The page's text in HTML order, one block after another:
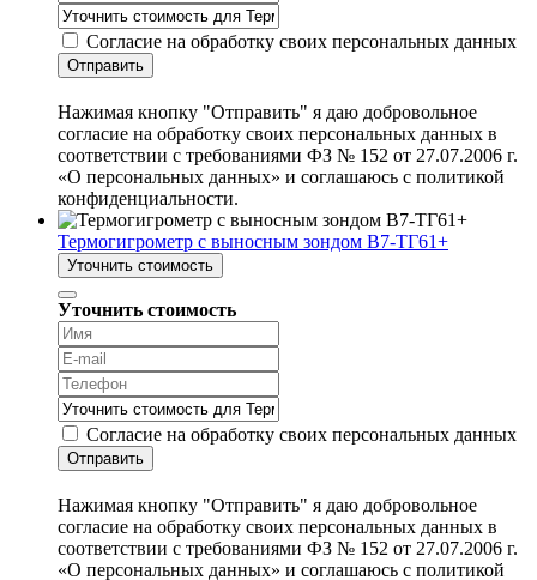
Согласие на обработку своих персональных данных
Отправить
Нажимая кнопку "Отправить" я даю добровольное
согласие на обработку своих персональных данных в
соответствии с требованиями ФЗ № 152 от 27.07.2006 г.
«О персональных данных» и соглашаюсь с политикой
конфиденциальности.
Термогигрометр с выносным зондом В7-ТГ61+
Уточнить стоимость
Уточнить стоимость
Согласие на обработку своих персональных данных
Отправить
Нажимая кнопку "Отправить" я даю добровольное
согласие на обработку своих персональных данных в
соответствии с требованиями ФЗ № 152 от 27.07.2006 г.
«О персональных данных» и соглашаюсь с политикой